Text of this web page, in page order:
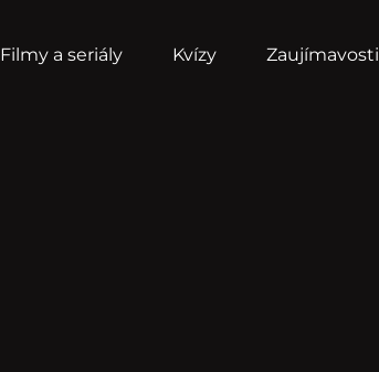
Filmy a seriály Kvízy Zaujímavosti